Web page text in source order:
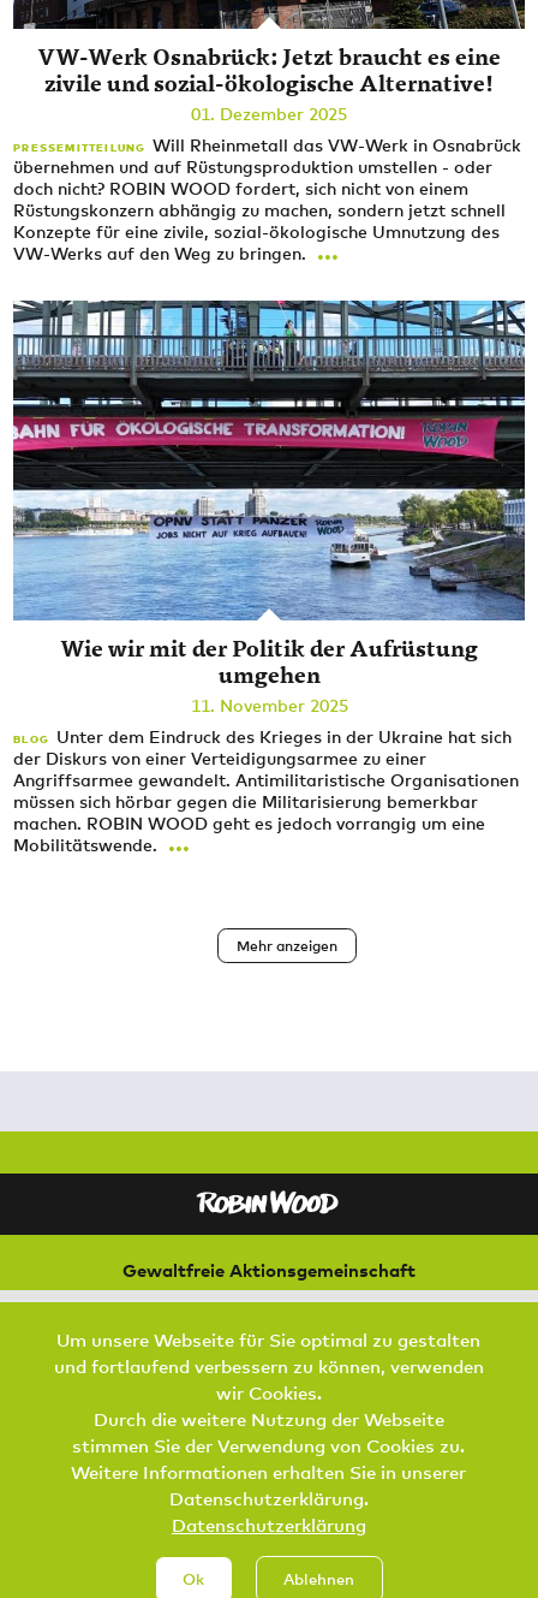
VW-Werk Osnabrück: Jetzt braucht es eine
zivile und sozial-ökologische Alternative!
01. Dezember 2025
PRESSEMITTEILUNG
Will Rheinmetall das VW-Werk in Osnabrück
übernehmen und auf Rüstungsproduktion umstellen - oder
doch nicht? ROBIN WOOD fordert, sich nicht von einem
Rüstungskonzern abhängig zu machen, sondern jetzt schnell
Konzepte für eine zivile, sozial-ökologische Umnutzung des
VW-Werks auf den Weg zu bringen.
...
Wie wir mit der Politik der Aufrüstung
umgehen
11. November 2025
BLOG
Unter dem Eindruck des Krieges in der Ukraine hat sich
der Diskurs von einer Verteidigungsarmee zu einer
Angriffsarmee gewandelt. Antimilitaristische Organisationen
müssen sich hörbar gegen die Militarisierung bemerkbar
machen. ROBIN WOOD geht es jedoch vorrangig um eine
Mobilitätswende.
...
Mehr anzeigen
Gewaltfreie Aktionsgemeinschaft
für Natur und Umwelt
21073 Hamburg
AKTIV WERDEN
DATENSCHUTZ IMPRESSUM JOBS
Um unsere Webseite für Sie optimal zu gestalten
und fortlaufend verbessern zu können, verwenden
wir Cookies.
Durch die weitere Nutzung der Webseite
stimmen Sie der Verwendung von Cookies zu.
Weitere Informationen erhalten Sie in unserer
Datenschutzerklärung.
Datenschutzerklärung
Ok Ablehnen